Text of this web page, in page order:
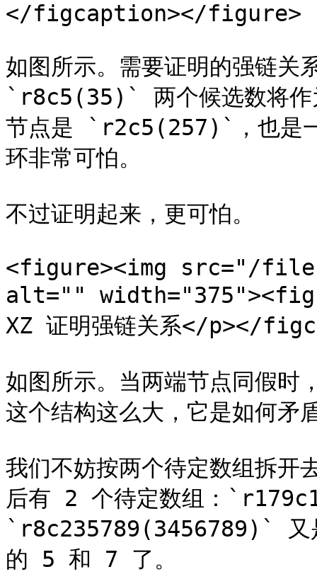
</figcaption></figure>
如图所示。需要证明的强链
`r8c5(35)` 两个候选数将作
节点是 `r2c5(257)`，也是一
环非常可怕。
不过证明起来，更可怕。
<figure><img src="/
alt=""
XZ 证明强链关系</p></
如图所示。当两端节点同假
这个结构这么大，它是如何矛
我们不妨按两个待定数组拆开
后有 2 个待定数组：
`r8c235789(3456789)` 又
的 5 和 7 了。